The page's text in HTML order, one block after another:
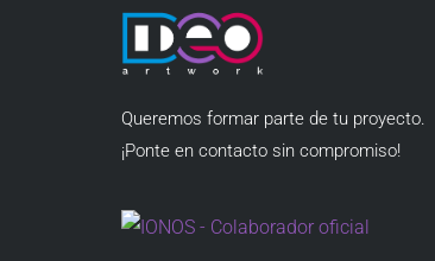
Queremos formar parte de tu proyecto.
¡Ponte en contacto sin compromiso!